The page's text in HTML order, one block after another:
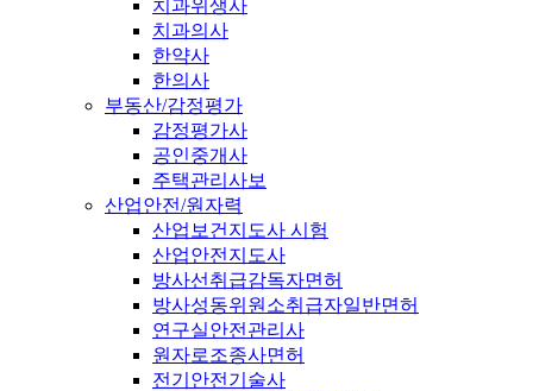
치과위생사
치과의사
한약사
한의사
부동산/감정평가
감정평가사
공인중개사
주택관리사보
산업안전/원자력
산업보건지도사 시험
산업안전지도사
방사선취급감독자면허
방사성동위원소취급자일반면허
연구실안전관리사
원자로조종사면허
전기안전기술사